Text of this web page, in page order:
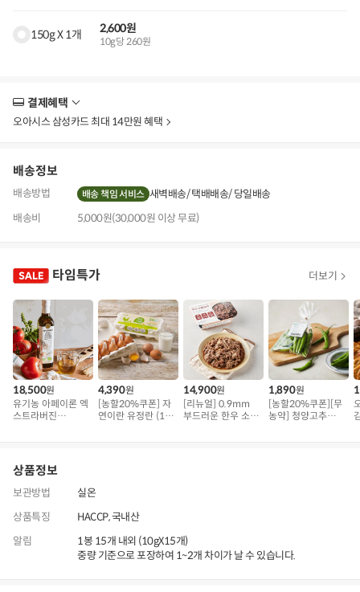
150g X 1개 2,600원
10g당 260원
결제혜택
보
오아시스 삼성카드 최대 14만원 혜택
배송정보
배송방법 배송 책임 서비스 새벽배송 택배배송 당일배송
배송비
5,000원(30,000원 이상 무료)
타임특가 더보기
18,500원
유기농 아페이론 엑
스트라버진
4,390원
[농할20%쿠폰] 자
연이란 유정란 (10
14,900원
[리뉴얼] 0.9mm
부드러운 한우 소불
1,890원
[농할20%쿠폰][무
농약] 청양고추
상품정보
보관방법
실온
상품특징
HACCP, 국내산
알림
1봉 15개 내외 (10gX15개)
중량 기준으로 포장하여 1~2개 차이가 날 수 있습니다.